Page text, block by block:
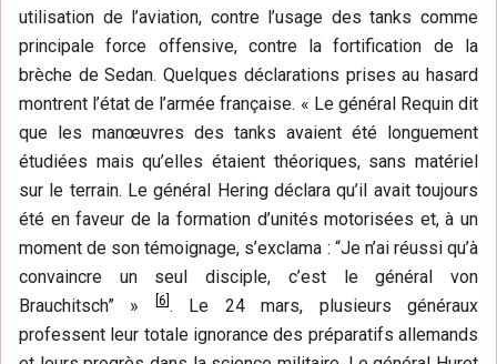
utilisation de l’aviation, contre l’usage des tanks comme
principale force offensive, contre la fortification de la
brèche de Sedan. Quelques déclarations prises au hasard
montrent l’état de l’armée française. « Le général Requin dit
que les manœuvres des tanks avaient été longuement
étudiées mais qu’elles étaient théoriques, sans matériel
sur le terrain. Le général Hering déclara qu’il avait toujours
été en faveur de la formation d’unités motorisées et, à un
moment de son témoignage, s’exclama : “Je n’ai réussi qu’à
convaincre un seul disciple, c’est le général von
Brauchitsch” » 6 . Le 24 mars, plusieurs généraux
professent leur totale ignorance des préparatifs allemands